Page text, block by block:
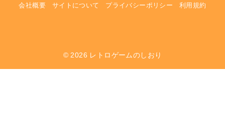
会社概要 サイトについて プライバシーポリシー 利用規約
© 2026 レトロゲームのしおり